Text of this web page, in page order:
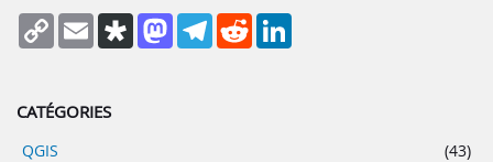
Copy
Link
Email DiasporaMastodonTelegram
Reddit
CATÉGORIES
QGIS
(43)